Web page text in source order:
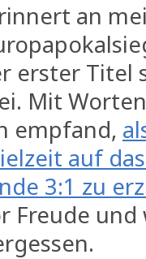
an
erster Titel
Mit
empfand,
auf
3:1 zu
Freude